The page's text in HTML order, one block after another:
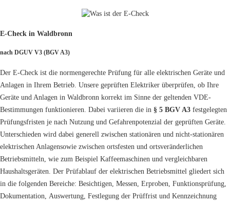
E-Check in Waldbronn
nach DGUV V3 (BGV A3)
Der E-Check ist die normengerechte Prüfung für alle elektrischen Geräte und
Anlagen in Ihrem Betrieb. Unsere geprüften Elektriker überprüfen, ob Ihre
Geräte und Anlagen in Waldbronn korrekt im Sinne der geltenden VDE-
Bestimmungen funktionieren. Dabei variieren die in § 5 BGV A3 festgelegten
Prüfungsfristen je nach Nutzung und Gefahrenpotenzial der geprüften Geräte.
Unterschieden wird dabei generell zwischen stationären und nicht-stationären
elektrischen Anlagensowie zwischen ortsfesten und ortsveränderlichen
Betriebsmitteln, wie zum Beispiel Kaffeemaschinen und vergleichbaren
Haushaltsgeräten. Der Prüfablauf der elektrischen Betriebsmittel gliedert sich
in die folgenden Bereiche: Besichtigen, Messen, Erproben, Funktionsprüfung,
Dokumentation, Auswertung, Festlegung der Prüffrist und Kennzeichnung